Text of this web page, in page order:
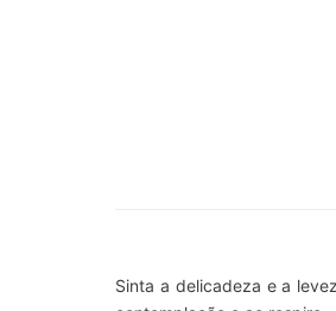
Sinta a delicadeza e a